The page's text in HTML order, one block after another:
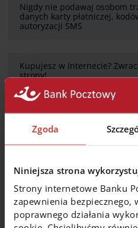
Zgoda
Niniejsza strona
Strony internetowe Banku
zapewnienia bezpiecznego,
poprawnego działania
Nigdy nie podawaj osobom
danych karty płatniczej,
autoryzacji SMS
Kupujesz w Internecie?
strony!
Chroń swój kod PIN
Aktualizuj swoje dane